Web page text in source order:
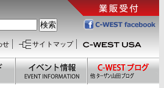
せ サイトマップ